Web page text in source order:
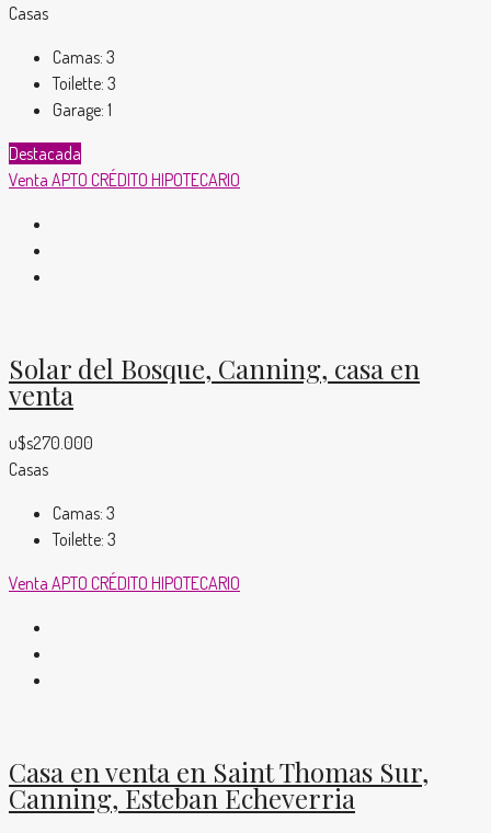
Casas
Camas: 3
Toilette: 3
Garage: 1
Destacada
Venta APTO CRÉDITO HIPOTECARIO
Solar del Bosque, Canning, casa en
venta
u$s270.000
Casas
Camas: 3
Toilette: 3
Venta APTO CRÉDITO HIPOTECARIO
Casa en venta en Saint Thomas Sur,
Canning, Esteban Echeverria